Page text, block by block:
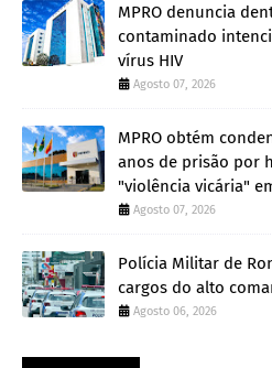
MPRO denuncia
contaminado
vírus HIV
Agosto 07, 2026
MPRO obtém
anos de prisão por
"violência vicária"
Agosto 07, 2026
Polícia Militar de
cargos do alto
Agosto 06, 2026